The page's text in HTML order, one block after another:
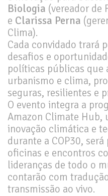
Biologia (vereador de
e Clarissa Perna
Clima).
Cada convidado trará
desafios e
políticas públicas que
urbanismo e clima,
seguras, resilientes e
O evento integra a
Amazon Climate Hub,
inovação climática e
durante a COP30,
oficinas e encontros
lideranças de todo o
contarão com
transmissão ao vivo.